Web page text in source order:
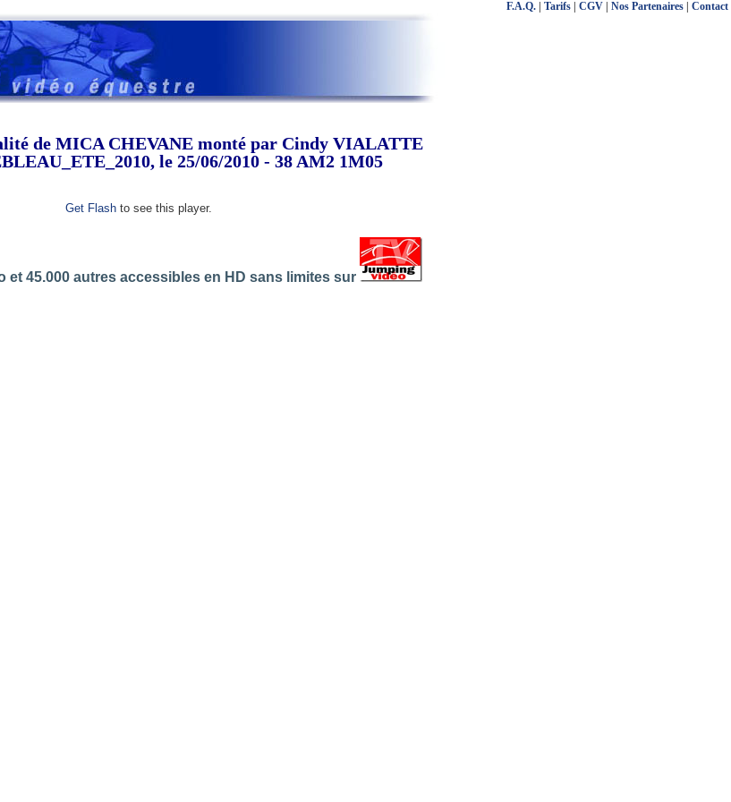
F.A.Q. Tarifs CGV Nos Partenaires Contact
de MICA CHEVANE monté par Cindy VIALATTE
le 25/06/2010 - 38 AM2 1M05
Get Flash to see this player.
et 45.000 autres accessibles en HD sans limites sur